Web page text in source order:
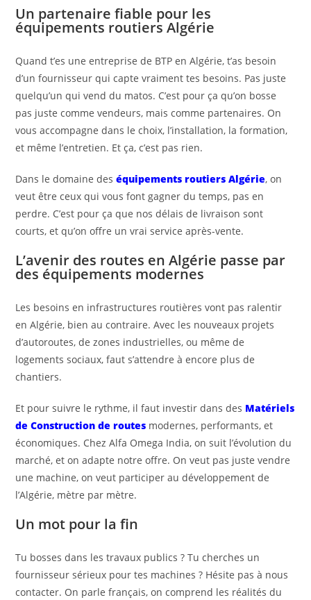
Un partenaire fiable pour les
équipements routiers Algérie
Quand t’es une entreprise de BTP en Algérie, t’as besoin
d’un fournisseur qui capte vraiment tes besoins. Pas juste
quelqu’un qui vend du matos. C’est pour ça qu’on bosse
pas juste comme vendeurs, mais comme partenaires. On
vous accompagne dans le choix, l’installation, la formation,
et même l’entretien. Et ça, c’est pas rien.
Dans le domaine deséquipements routiers Algérie, on
veut être ceux qui vous font gagner du temps, pas en
perdre. C’est pour ça que nos délais de livraison sont
courts, et qu’on offre un vrai service après-vente.
L’avenir des routes en Algérie passe par
des équipements modernes
Les besoins en infrastructures routières vont pas ralentir
en Algérie, bien au contraire. Avec les nouveaux projets
d’autoroutes, de zones industrielles, ou même de
logements sociaux, faut s’attendre à encore plus de
chantiers.
Et pour suivre le rythme, il faut investir dans des Matériels
de Construction de routes modernes, performants, et
économiques. Chez Alfa Omega India, on suit l’évolution du
marché, et on adapte notre offre. On veut pas juste vendre
une machine, on veut participer au développement de
l’Algérie, mètre par mètre.
Un mot pour la fin
Tu bosses dans les travaux publics ? Tu cherches un
fournisseur sérieux pour tes machines ? Hésite pas à nous
contacter. On parle français, on comprend les réalités du